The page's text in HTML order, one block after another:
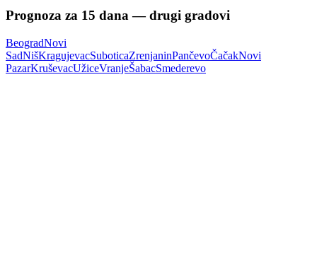
Prognoza za 15 dana — drugi gradovi
BeogradNovi
SadNišKragujevacSuboticaZrenjaninPančevoČačakNovi
PazarKruševacUžiceVranjeŠabacSmederevo